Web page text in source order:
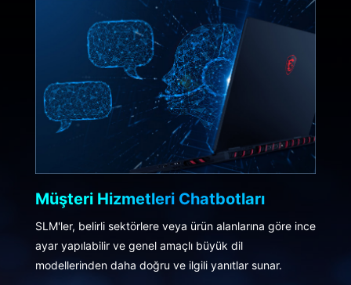
Müşteri Hizmetleri Chatbotları
SLM'ler, belirli sektörlere veya ürün alanlarına göre ince
ayar yapılabilir ve genel amaçlı büyük dil
modellerinden daha doğru ve ilgili yanıtlar sunar.